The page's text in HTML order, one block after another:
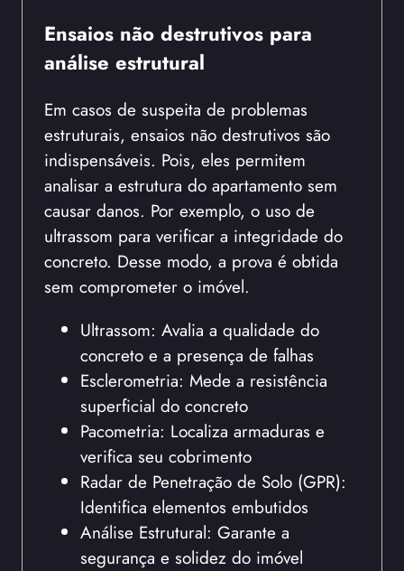
Ensaios não destrutivos para
análise estrutural
Em casos de suspeita de problemas
estruturais, ensaios não destrutivos são
indispensáveis. Pois, eles permitem
analisar a estrutura do apartamento sem
causar danos. Por exemplo, o uso de
ultrassom para verificar a integridade do
concreto. Desse modo, a prova é obtida
sem comprometer o imóvel.
Ultrassom: Avalia a qualidade do
concreto e a presença de falhas
Esclerometria: Mede a resistência
superficial do concreto
Pacometria: Localiza armaduras e
verifica seu cobrimento
Radar de Penetração de Solo (GPR):
Identifica elementos embutidos
Análise Estrutural: Garante a
segurança e solidez do imóvel